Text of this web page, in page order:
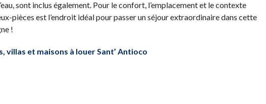
sont inclus également. Pour le confort, l’emplacement et le contexte
pièces est l’endroit idéal pour passer un séjour extraordinaire dans cette
!
villas et maisons à louer Sant’ Antioco